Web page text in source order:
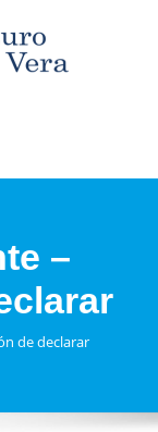
–
de declarar